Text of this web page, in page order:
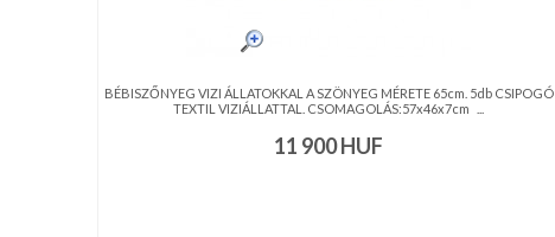
BÉBISZŐNYEG VIZI ÁLLATOKKAL A SZÖNYEG MÉRETE 65cm. 5db CSIPOGÓ
TEXTIL VIZIÁLLATTAL. CSOMAGOLÁS:57x46x7cm ...
11 900HUF